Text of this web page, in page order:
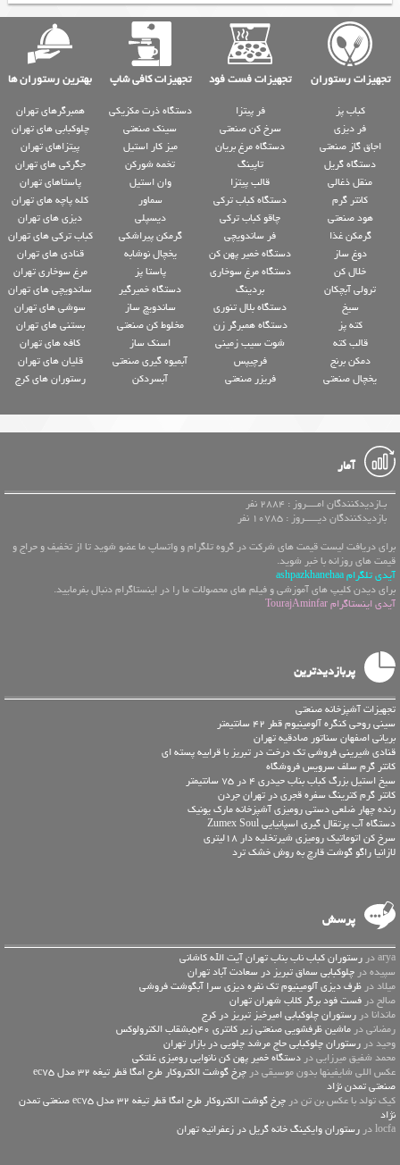
تجهیزات رستوران تجهیزات فست فود تجهیزات کافی شاپ بهترین رستوران ها
کباب پز
فر دیزی
اجاق گاز صنعتی
دستگاه گریل
منقل ذغالی
کانتر گرم
هود صنعتی
گرمکن غذا
دوغ ساز
خلال کن
ترولی آبچکان
سیخ
کته پز
قالب کته
دمکن برنج
یخچال صنعتی
فر پیتزا
سرخ کن صنعتی
دستگاه مرغ بریان
تاپینگ
قالب پیتزا
دستگاه کباب ترکی
چاقو کباب ترکی
فر ساندویچی
دستگاه خمیر پهن کن
دستگاه مرغ سوخاری
بردینگ
دستگاه بلال تنوری
دستگاه همبرگر زن
شوت سیب زمینی
فرچیپس
فریزر صنعتی
دستگاه ذرت مکزیکی
سینک صنعتی
میز کار استیل
تخمه شورکن
وان استیل
سماور
دیسپلی
گرمکن پیراشکی
یخچال نوشابه
پاستا پز
دستگاه خمیرگیر
ساندویچ ساز
مخلوط کن صنعتی
اسنک ساز
آبمیوه گیری صنعتی
آبسردکن
همبرگرهای تهران
چلوکبابی های تهران
پیتزاهای تهران
جگرکی های تهران
پاستاهای تهران
کله پاچه های تهران
دیزی های تهران
کباب ترکی های تهران
قنادی های تهران
مرغ سوخاری تهران
ساندویچی های تهران
سوشی های تهران
بستنی های تهران
کافه های تهران
قلیان های تهران
رستوران های کرج
آمار
بـازدیدکنندگان امــــروز : 2884 نفر
بازدیدکنندگان دیـــــروز : 10785 نفر
برای دریافت لیست قیمت های شرکت در گروه تلگرام و واتساپ ما عضو شوید تا از تخفیف و حراج و
قیمت های روزانه با خبر شوید.
آیدی تلگرام ashpazkhanehaa
برای دیدن کلیپ های آموزشی و فیلم های محصولات ما را در اینستاگرام دنبال بفرمایید.
آیدی اینستاگرام TourajAminfar
پربازدیدترین
تجهیزات آشپزخانه صنعتی
سینی روحی کنگره آلومینیوم قطر 42 سانتیمتر
بریانی اصفهان سناتور صادقیه تهران
قنادی شیرینی فروشی تک درخت در تبریز با قرابیه پسته ای
کانتر گرم سلف سرویس فروشگاه
سیخ استیل بزرگ کباب بناب حیدری 4 در 75 سانتیمتر
کانتر گرم کترینگ سفره قجری در تهران جردن
رنده چهار ضلعی دستی رومیزی آشپزخانه مارک یونیک
دستگاه آب پرتقال گیری اسپانیایی Zumex Soul
سرخ کن اتوماتیک رومیزی شیرتخلیه دار 18لیتری
لازانیا راگو گوشت قارچ به روش خشک ترد
پرسش
arya در
رستوران کباب ناب بناب تهران آیت الله کاشانی
سپیده در چلوکبابی سماق تبریز در سعادت آباد تهران
میلاد در ظرف دیزی آلومینیوم تک نفره دیزی سرا آبگوشت فروشی
صالح در فست فود برگر کلاب شهران تهران
ماندانا در رستوران چلوکبابی امیرخیز تبریز در کرج
رمضانی در ماشین ظرفشویی صنعتی زیر کانتری 540بشقاب الکترولوکس
وحید در رستوران چلوکبابی حاج مرشد چلویی در بازار تهران
محمد شفیق میرزایی در دستگاه خمیر پهن کن نانوایی رومیزی غلتکی
عكس اللي شايفينها بدون موسيقى در
چرخ گوشت الکتروکار طرح امگا قطر تیغه 32 مدل ec75
صنعتی تمدن نژاد
کیک تولد با عکس بن تن در
چرخ گوشت الکتروکار طرح امگا قطر تیغه 32 مدل ec75 صنعتی تمدن
نژاد
locfa در
رستوران وایکینگ خانه گریل در زعفرانیه تهران